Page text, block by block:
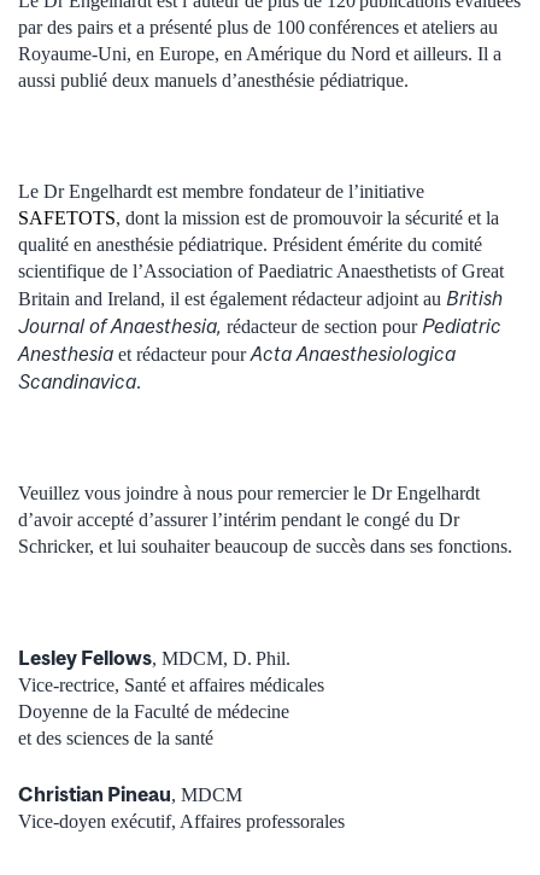
par des pairs et a présenté plus de 100 conférences et ateliers au
Royaume-Uni, en Europe, en Amérique du Nord et ailleurs. Il a
aussi publié deux manuels d’anesthésie pédiatrique.
Le Dr Engelhardt est membre fondateur de l’initiative
SAFETOTS, dont la mission est de promouvoir la sécurité et la
qualité en anesthésie pédiatrique. Président émérite du comité
scientifique de l’Association of Paediatric Anaesthetists of Great
Britain and Ireland, il est également rédacteur adjoint au British
Journal of Anaesthesia, rédacteur de section pour Pediatric
Anesthesia et rédacteur pourActa Anaesthesiologica
Scandinavica.
Veuillez vous joindre à nous pour remercier le Dr Engelhardt
d’avoir accepté d’assurer l’intérim pendant le congé du Dr
Schricker, et lui souhaiter beaucoup de succès dans ses fonctions.
Lesley Fellows, MDCM, D. Phil.
Vice-rectrice, Santé et affaires médicales
Doyenne de la Faculté de médecine
et des sciences de la santé
Christian Pineau, MDCM
Vice-doyen exécutif, Affaires professorales